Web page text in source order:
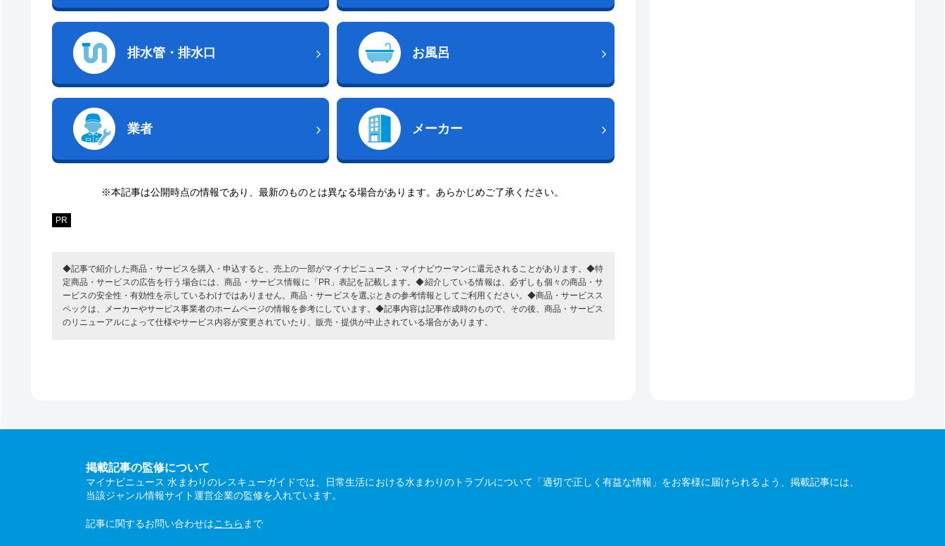
排水管・排水口 お風呂
業者 メーカー
※本記事は公開時点の情報であり、最新のものとは異なる場合があります。あらかじめご了承ください。
PR
◆記事で紹介した商品・サービスを購入・申込すると、売上の一部がマイナビニュース・マイナビウーマンに還元されることがあります。◆特
定商品・サービスの広告を行う場合には、商品・サービス情報に「PR」表記を記載します。◆紹介している情報は、必ずしも個々の商品・サ
ービスの安全性・有効性を示しているわけではありません。商品・サービスを選ぶときの参考情報としてご利用ください。◆商品・サービスス
ペックは、メーカーやサービス事業者のホームページの情報を参考にしています。◆記事内容は記事作成時のもので、その後、商品・サービス
のリニューアルによって仕様やサービス内容が変更されていたり、販売・提供が中止されている場合があります。
掲載記事の監修について
マイナビニュース 水まわりのレスキューガイドでは、日常生活における水まわりのトラブルについて「適切で正しく有益な情報」をお客様に届けられるよう、掲載記事には、
当該ジャンル情報サイト運営企業の監修を入れています。
記事に関するお問い合わせはこちら まで